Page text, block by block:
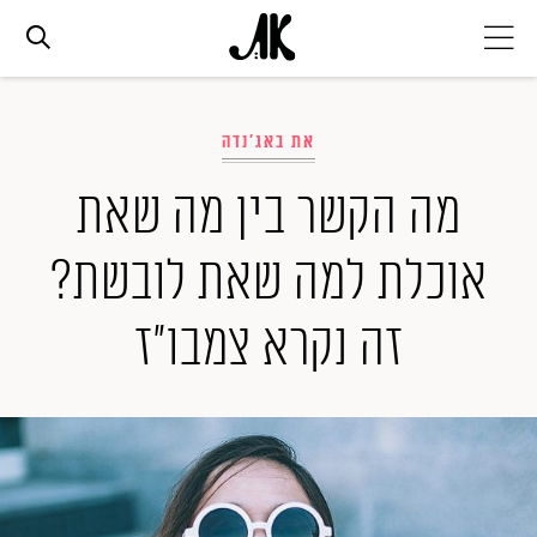
אופנה
ביוטי
סלבס
ערוצים נוספים
המגזין
את באג'נדה
מה הקשר בין מה שאת
אוכלת למה שאת לובשת?
זה נקרא צמבו"ז